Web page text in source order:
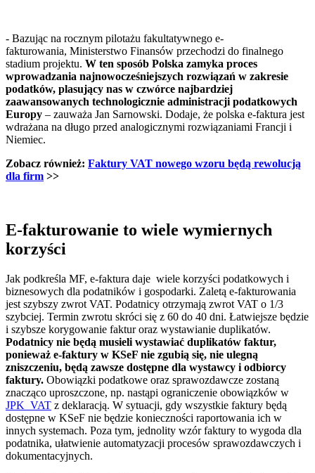
- Bazując na rocznym pilotażu fakultatywnego e-
fakturowania, Ministerstwo Finansów przechodzi do finalnego
stadium projektu. W ten sposób Polska zamyka proces
wprowadzania najnowocześniejszych rozwiązań w zakresie
podatków, plasujący nas w czwórce najbardziej
zaawansowanych technologicznie administracji podatkowych
Europy – zauważa Jan Sarnowski. Dodaje, że polska e-faktura jest
wdrażana na długo przed analogicznymi rozwiązaniami Francji i
Niemiec.
Zobacz również: Faktury VAT nowego wzoru będą rewolucją
dla firm >>
E-fakturowanie to wiele wymiernych
korzyści
Jak podkreśla MF, e-faktura daje wiele korzyści podatkowych i
biznesowych dla podatników i gospodarki. Zaletą e-fakturowania
jest szybszy zwrot VAT. Podatnicy otrzymają zwrot VAT o 1/3
szybciej. Termin zwrotu skróci się z 60 do 40 dni. Łatwiejsze będzie
i szybsze korygowanie faktur oraz wystawianie duplikatów.
Podatnicy nie będą musieli wystawiać duplikatów faktur,
ponieważ e-faktury w KSeF nie zgubią się, nie ulegną
zniszczeniu, będą zawsze dostępne dla wystawcy i odbiorcy
faktury. Obowiązki podatkowe oraz sprawozdawcze zostaną
znacząco uproszczone, np. nastąpi ograniczenie obowiązków w
JPK_VAT z deklaracją. W sytuacji, gdy wszystkie faktury będą
dostępne w KSeF nie będzie konieczności raportowania ich w
innych systemach. Poza tym, jednolity wzór faktury to wygoda dla
podatnika, ułatwienie automatyzacji procesów sprawozdawczych i
dokumentacyjnych.